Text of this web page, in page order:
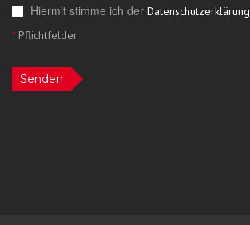
Hiermit stimme ich der Datenschutzerklärung
*Pflichtfelder
Senden